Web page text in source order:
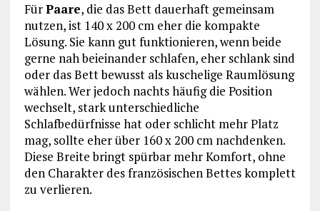
FürPaare, die das Bett dauerhaft gemeinsam
nutzen, ist 140 x 200 cm eher die kompakte
Lösung. Sie kann gut funktionieren, wenn beide
gerne nah beieinander schlafen, eher schlank sind
oder das Bett bewusst als kuschelige Raumlösung
wählen. Wer jedoch nachts häufig die Position
wechselt, stark unterschiedliche
Schlafbedürfnisse hat oder schlicht mehr Platz
mag, sollte eher über 160 x 200 cm nachdenken.
Diese Breite bringt spürbar mehr Komfort, ohne
den Charakter des französischen Bettes komplett
zu verlieren.